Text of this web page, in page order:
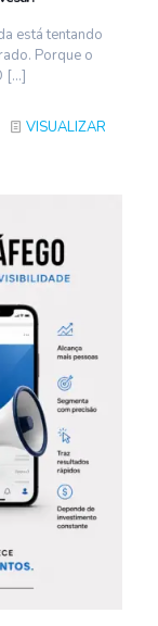
está tentando
Porque o
[…]
VISUALIZAR